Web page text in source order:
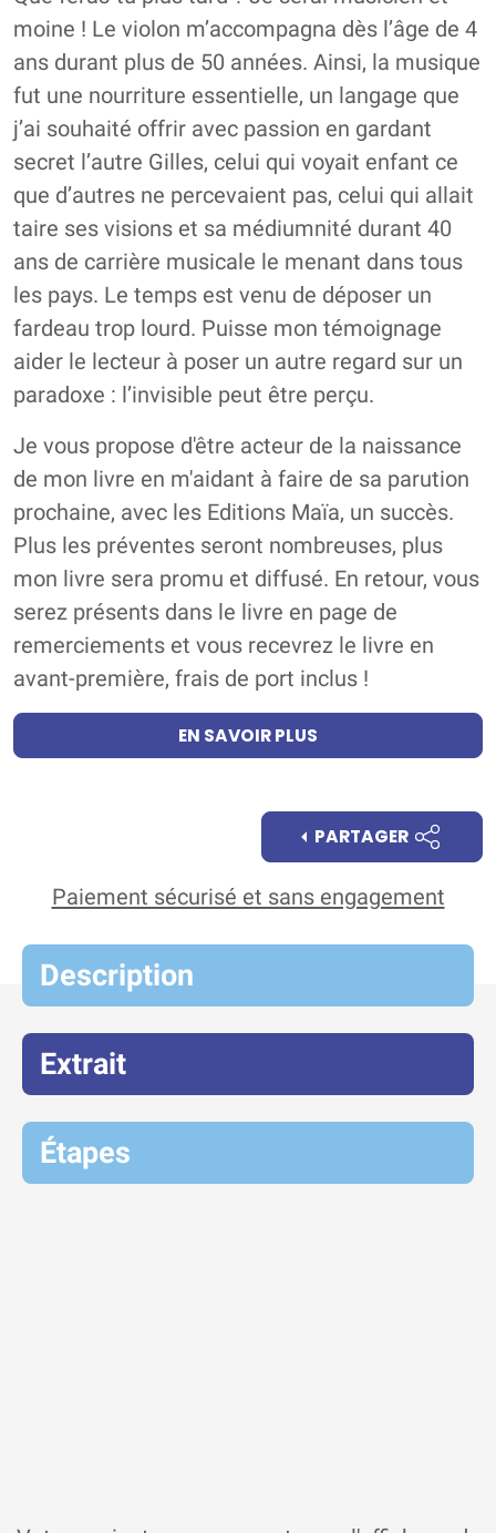
moine ! Le violon m’accompagna dès l’âge de 4
ans durant plus de 50 années. Ainsi, la musique
fut une nourriture essentielle, un langage que
j’ai souhaité offrir avec passion en gardant
secret l’autre Gilles, celui qui voyait enfant ce
que d’autres ne percevaient pas, celui qui allait
taire ses visions et sa médiumnité durant 40
ans de carrière musicale le menant dans tous
les pays. Le temps est venu de déposer un
fardeau trop lourd. Puisse mon témoignage
aider le lecteur à poser un autre regard sur un
paradoxe : l’invisible peut être perçu.
Je vous propose d'être acteur de la naissance
de mon livre en m'aidant à faire de sa parution
prochaine, avec les Editions Maïa, un succès.
Plus les préventes seront nombreuses, plus
mon livre sera promu et diffusé. En retour, vous
serez présents dans le livre en page de
remerciements et vous recevrez le livre en
avant-première, frais de port inclus !
EN SAVOIR PLUS
Paiement sécurisé et sans engagement
PARTAGER
Description
Extrait
Étapes